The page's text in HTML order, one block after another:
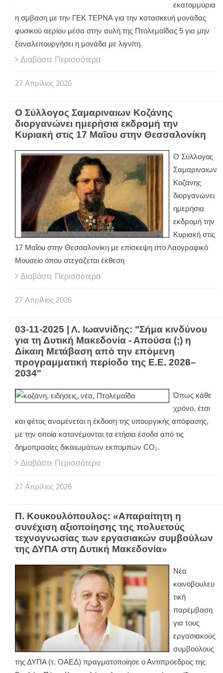
εκατομμύρια
η σμβαση με την ΓΕΚ ΤΕΡΝΑ για την κατασκευή μονάδας
φυσικού αερίου μέσα στην αυλή της Πτολεμαΐδας 5 για μην
ξαναλειτουργήσει η μονάδα με λιγνίτη.
Διαβάστε Περισσότερα
27 Απρίλιος 2026
Ο Σύλλογος Σαμαριναιων Κοζάνης
διοργανώνει ημερήσια εκδρομή την
Κυριακή στις 17 Μαΐου στην Θεσσαλονίκη
Ο Σύλλογος
Σαμαριναιων
Κοζανης
διοργανώνει
ημερήσια
εκδρομή την
Κυριακή στις
17 Μαΐου στην Θεσσαλονίκη με επίσκεψη στο Λαογραφικό
Μουσείο όπου στεγάζεται έκθεση
Διαβάστε Περισσότερα
27 Απρίλιος 2026
03-11-2025 | Λ. Ιωαννίδης: "Σήμα κινδύνου
για τη Δυτική Μακεδονία - Απούσα (;) η
Δίκαιη Μετάβαση από την επόμενη
προγραμματική περίοδο της Ε.Ε. 2028–
2034"
Όπως κάθε
χρόνο, έτσι
και φέτος αναμένεται η έκδοση της υπουργικής απόφασης,
με την οποία κατανέμονται τα ετήσια έσοδα από τις
δημοπρασίες δικαιωμάτων εκπομπών CO₂.
Διαβάστε Περισσότερα
27 Απρίλιος 2026
Π. Κουκουλόπουλος: «Απαραίτητη η
συνέχιση αξιοποίησης της πολυετούς
τεχνογνωσίας των εργασιακών συμβούλων
της ΔΥΠΑ στη Δυτική Μακεδονία»
Νέα
κοινοβουλευ
τική
παρέμβαση
για τους
εργασιακούς
συμβούλους
της ΔΥΠΑ (τ. ΟΑΕΔ) πραγματοποίησε ο Αντιπρόεδρος της